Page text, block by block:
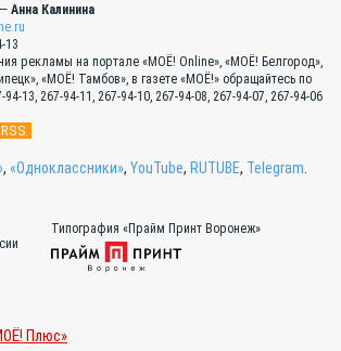
Анна Калинина
13
рекламы на портале «МОЁ! Online», «МОЁ! Белгород»,
«МОЁ! Тамбов», в газете «МОЁ!» обращайтесь по
13, 267-94-11, 267-94-10, 267-94-08, 267-94-07, 267-94-06
RSS
, «Одноклассники», YouTube, RUTUBE, Telegram
Типография «Прайм Принт Воронеж»
Плюс»